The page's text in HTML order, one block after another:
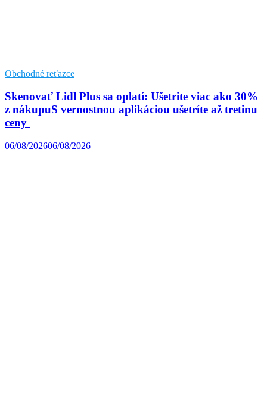
Obchodné reťazce
Skenovať Lidl Plus sa oplatí: Ušetrite viac ako 30%
z nákupuS vernostnou aplikáciou ušetríte až tretinu
ceny
06/08/202606/08/2026